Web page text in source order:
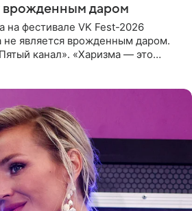
врожденным даром
на фестивале VK Fest-2026
не является врожденным даром.
канал». «Харизма — это